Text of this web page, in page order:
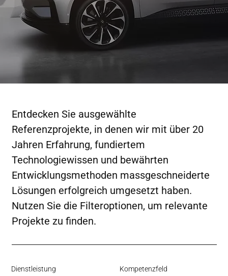
Entdecken Sie ausgewählte
Referenzprojekte, in denen wir mit über 20
Jahren Erfahrung, fundiertem
Technologiewissen und bewährten
Entwicklungsmethoden massgeschneiderte
Lösungen erfolgreich umgesetzt haben.
Nutzen Sie die Filteroptionen, um relevante
Projekte zu finden.
Kompetenzfeld
Dienstleistung